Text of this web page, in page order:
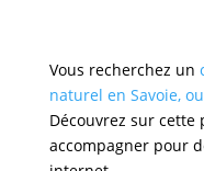
Vous recherchez un
naturel en Savoie,
Découvrez sur cette
accompagner pour